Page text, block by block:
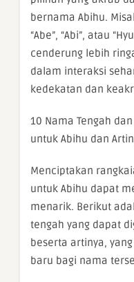
bernama Abihu.
“Abe”, “Abi”, atau
cenderung lebih
dalam interaksi
kedekatan dan
10 Nama Tengah
untuk Abihu dan
Menciptakan
untuk Abihu dapat
menarik. Berikut
tengah yang dapat
beserta artinya,
baru bagi nama